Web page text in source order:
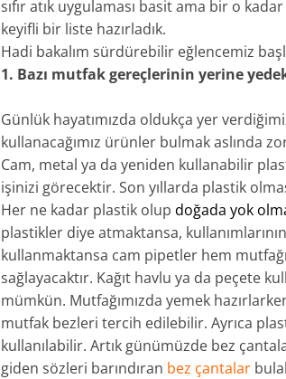
sıfır atık uygulaması basit ama bir o
keyifli bir liste hazırladık.
Hadi bakalım sürdürebilir eğlencemiz
1. Bazı mutfak gereçlerinin yerine
Günlük hayatımızda oldukça yer
kullanacağımız ürünler bulmak aslında
Cam, metal ya da yeniden kullanabilir
işinizi görecektir. Son yıllarda plastik
Her ne kadar plastik olup doğada yok
plastikler diye atmaktansa,
kullanmaktansa cam pipetler hem
sağlayacaktır. Kağıt havlu ya da peçete
mümkün. Mutfağımızda yemek
mutfak bezleri tercih edilebilir. Ayrıca
kullanılabilir. Artık günümüzde bez
giden sözleri barındıran bez çantalar